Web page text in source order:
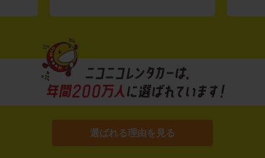
選ばれる理由を見る